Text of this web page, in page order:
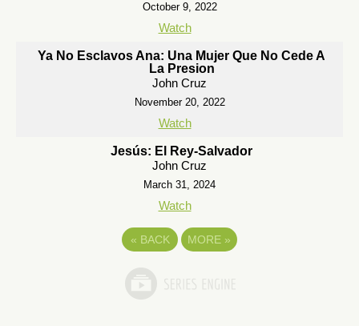
October 9, 2022
Watch
Ya No Esclavos Ana: Una Mujer Que No Cede A
La Presion
John Cruz
November 20, 2022
Watch
Jesús: El Rey-Salvador
John Cruz
March 31, 2024
Watch
« BACK MORE »